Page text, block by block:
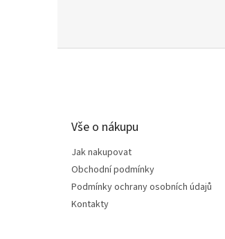
Vše o nákupu
Jak nakupovat
Obchodní podmínky
Podmínky ochrany osobních údajů
Kontakty